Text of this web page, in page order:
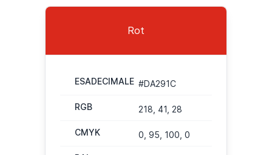
Rot
ESADECIMALE #DA291C
RGB 218, 41, 28
CMYK 0, 95, 100, 0